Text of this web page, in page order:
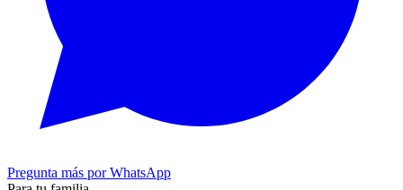
Pregunta más por WhatsApp